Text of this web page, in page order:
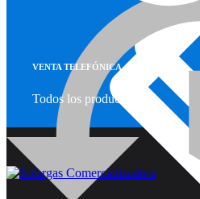
VENTA TELEFÓNICA
Todos los productos